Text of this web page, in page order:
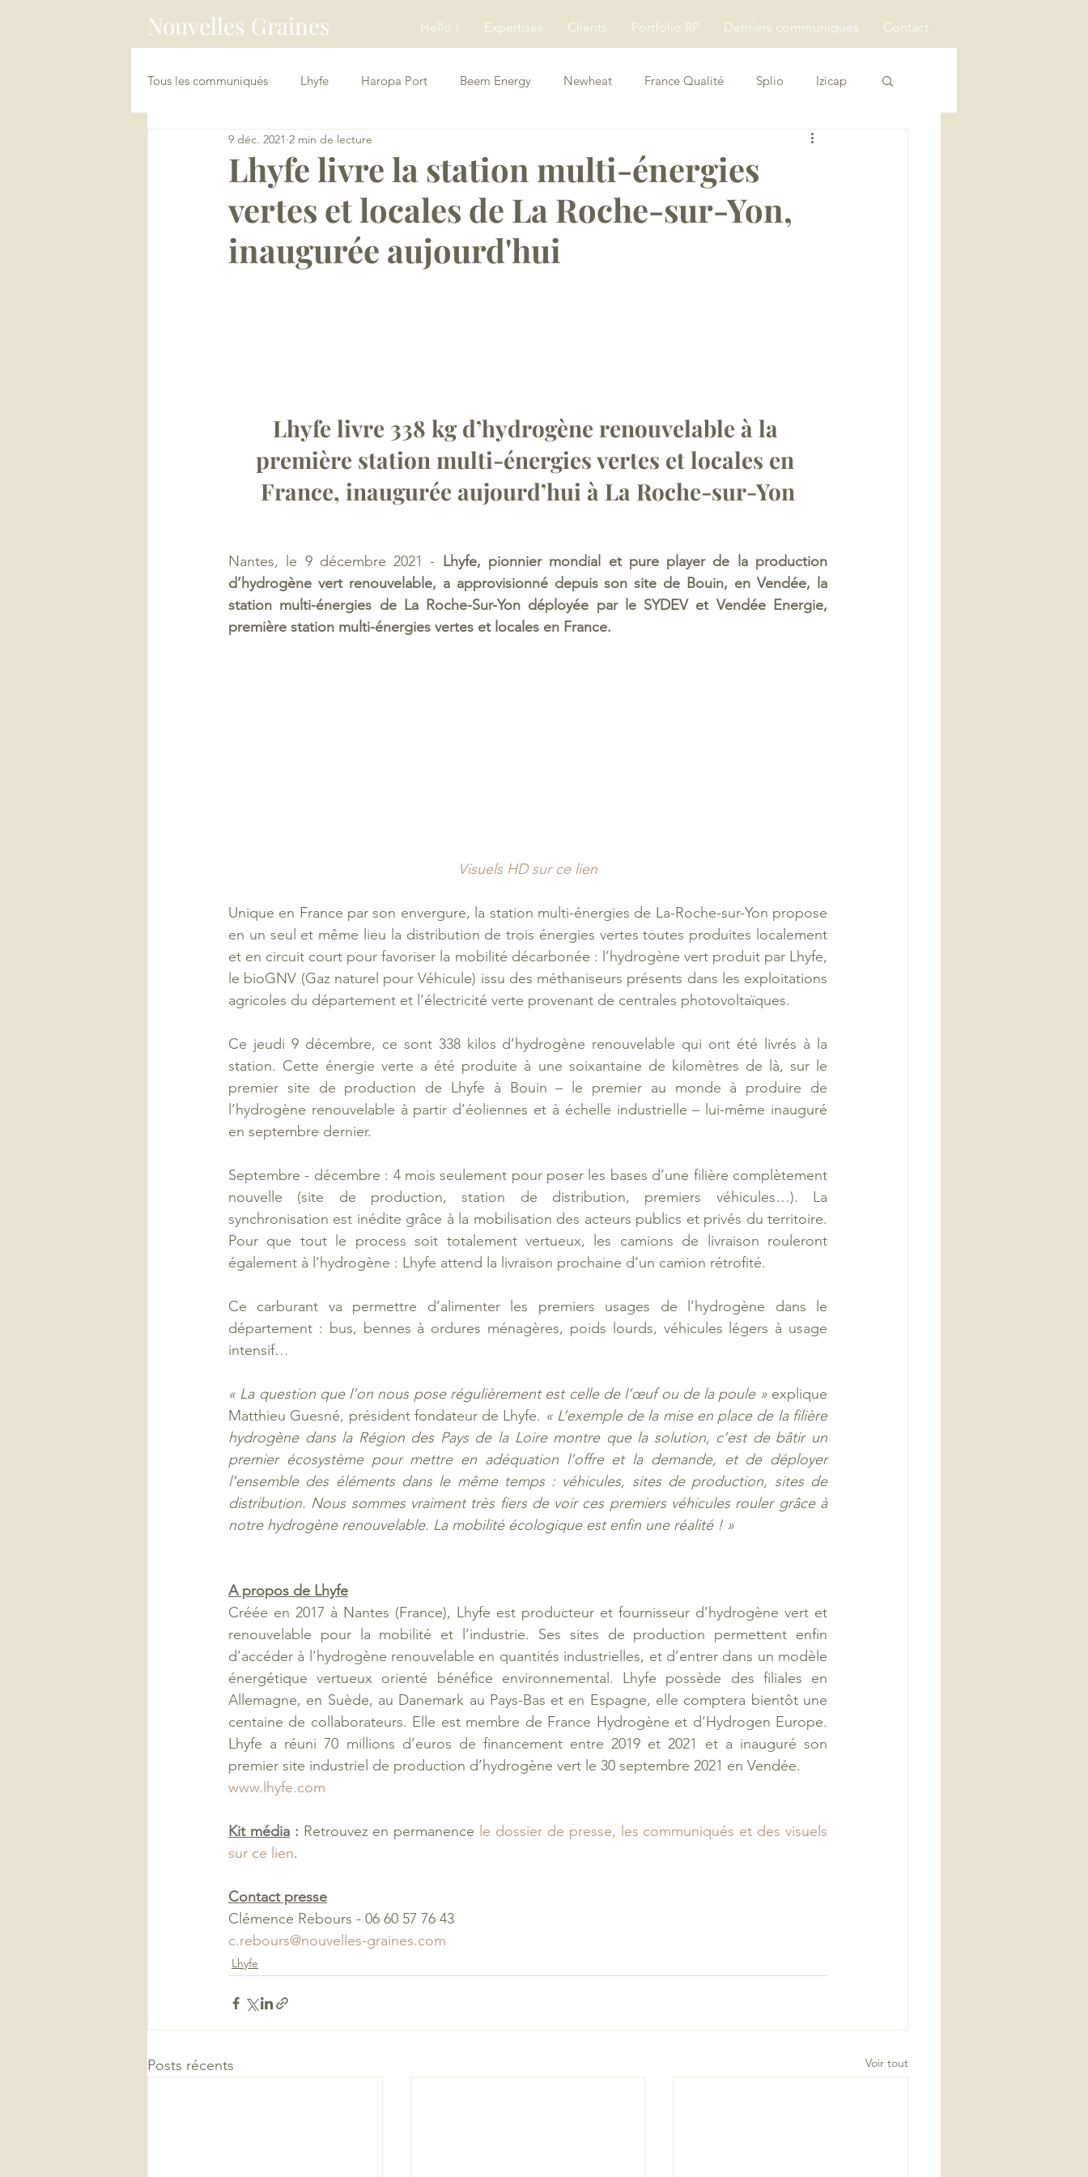
Hello ! Expertises Clients Portfolio RP Derniers communiqués Contact
Nouvelles Graines
Tous les communiqués Lhyfe Haropa Port Beem Energy Newheat France Qualité Splio Izicap
China Connect / Asia Loopers
Lhyfe livre la station multi-énergies
vertes et locales de La Roche-sur-Yon,
inaugurée aujourd'hui
9 déc. 2021 2 min de lecture
Lhyfe livre 338 kg d’hydrogène renouvelable à la
première station multi-énergies vertes et locales en
France, inaugurée aujourd’hui à La Roche-sur-Yon
Nantes, le 9 décembre 2021 - Lhyfe, pionnier mondial et pure player de la production
d’hydrogène vert renouvelable, a approvisionné depuis son site de Bouin, en Vendée, la
station multi-énergies de La Roche-Sur-Yon déployée par le SYDEV et Vendée Energie,
première station multi-énergies vertes et locales en France.
Visuels HD sur ce lien
Unique en France par son envergure, la station multi-énergies de La-Roche-sur-Yon propose
en un seul et même lieu la distribution de trois énergies vertes toutes produites localement
et en circuit court pour favoriser la mobilité décarbonée : l’hydrogène vert produit par Lhyfe,
le bioGNV (Gaz naturel pour Véhicule) issu des méthaniseurs présents dans les exploitations
agricoles du département et l’électricité verte provenant de centrales photovoltaïques.
Ce jeudi 9 décembre, ce sont 338 kilos d’hydrogène renouvelable qui ont été livrés à la
station. Cette énergie verte a été produite à une soixantaine de kilomètres de là, sur le
premier site de production de Lhyfe à Bouin – le premier au monde à produire de
l’hydrogène renouvelable à partir d’éoliennes et à échelle industrielle – lui-même inauguré
en septembre dernier.
Septembre - décembre : 4 mois seulement pour poser les bases d’une filière complètement
nouvelle (site de production, station de distribution, premiers véhicules…). La
synchronisation est inédite grâce à la mobilisation des acteurs publics et privés du territoire.
Pour que tout le process soit totalement vertueux, les camions de livraison rouleront
également à l’hydrogène : Lhyfe attend la livraison prochaine d’un camion rétrofité.
Ce carburant va permettre d’alimenter les premiers usages de l’hydrogène dans le
département : bus, bennes à ordures ménagères, poids lourds, véhicules légers à usage
intensif…
« La question que l’on nous pose régulièrement est celle de l’œuf ou de la poule » explique
Matthieu Guesné, président fondateur de Lhyfe. « L’exemple de la mise en place de la filière
hydrogène dans la Région des Pays de la Loire montre que la solution, c’est de bâtir un
premier écosystème pour mettre en adéquation l’offre et la demande, et de déployer
l’ensemble des éléments dans le même temps : véhicules, sites de production, sites de
distribution. Nous sommes vraiment très fiers de voir ces premiers véhicules rouler grâce à
notre hydrogène renouvelable. La mobilité écologique est enfin une réalité ! »
A propos de Lhyfe
Créée en 2017 à Nantes (France), Lhyfe est producteur et fournisseur d’hydrogène vert et
renouvelable pour la mobilité et l’industrie. Ses sites de production permettent enfin
d’accéder à l’hydrogène renouvelable en quantités industrielles, et d’entrer dans un modèle
énergétique vertueux orienté bénéfice environnemental. Lhyfe possède des filiales en
Allemagne, en Suède, au Danemark au Pays-Bas et en Espagne, elle comptera bientôt une
centaine de collaborateurs. Elle est membre de France Hydrogène et d’Hydrogen Europe.
Lhyfe a réuni 70 millions d’euros de financement entre 2019 et 2021 et a inauguré son
premier site industriel de production d’hydrogène vert le 30 septembre 2021 en Vendée.
www.lhyfe.com
Kit média : Retrouvez en permanence le dossier de presse, les communiqués et des visuels
sur ce lien.
Contact presse
Clémence Rebours - 06 60 57 76 43
c.rebours@nouvelles-graines.com
Lhyfe
Posts récents Voir tout